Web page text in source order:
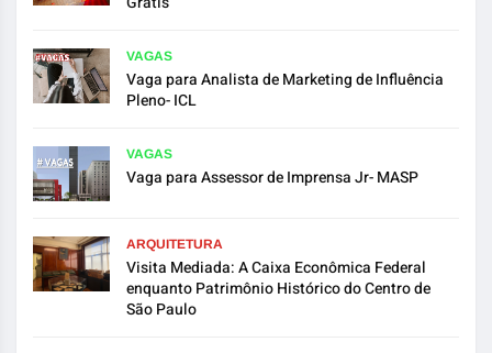
VAGAS
Vaga para Analista de Marketing de Influência
Pleno- ICL
VAGAS
Vaga para Assessor de Imprensa Jr- MASP
ARQUITETURA
Visita Mediada: A Caixa Econômica Federal
enquanto Patrimônio Histórico do Centro de
São Paulo